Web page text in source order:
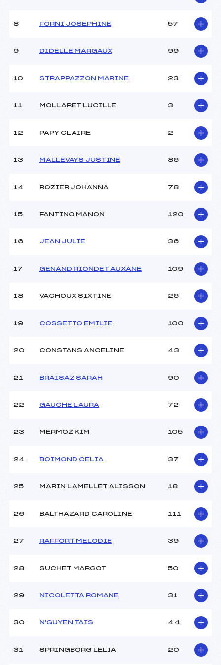
MARTIN MARINE (CA)
Ouvreurs C :
BAILET MATTHIEU (CA)
BEAU
Ouvreurs B :
Ouvreurs D :
Température arrivée :
Min
8 FORNI JOSEPHINE 57
9 DIDELLE MARGAUX 99
10 STRAPPAZZON MARINE 23
11 MOLLARET LUCILLE 3
12 PAPY CLAIRE 2
13 MALLEVAYS JUSTINE 86
14 ROZIER JOHANNA 78
15 FANTINO MANON 120
16 JEAN JULIE 36
17 GENAND RIONDET AUXANE 109
18 VACHOUX SIXTINE 26
19 COSSETTO EMILIE 100
20 CONSTANS ANCELINE 43
21 BRAISAZ SARAH 90
22 GAUCHE LAURA 72
23 MERMOZ KIM 105
24 BOIMOND CELIA 37
25 MARIN LAMELLET ALISSON 18
26 BALTHAZARD CAROLINE 111
27 RAFFORT MELODIE 39
28 SUCHET MARGOT 50
29 NICOLETTA ROMANE 31
30 N'GUYEN TAIS 44
31 SPRINGBORG LELIA 20